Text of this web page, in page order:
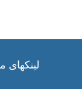
لینکهای